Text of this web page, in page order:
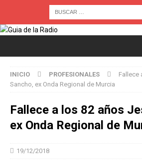
INICIO PROFESIONALES
Fallece
Sancho, ex Onda Regional de Murcia
Fallece a los 82 años
ex Onda Regional de
19/12/2018